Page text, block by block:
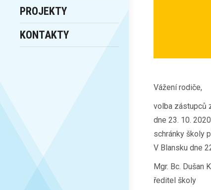
PROJEKTY
KONTAKTY
Vážení rodiče,
volba zástupců
dne 23. 10.
schránky školy
V Blansku dne
Mgr. Bc. Dušan
ředitel školy